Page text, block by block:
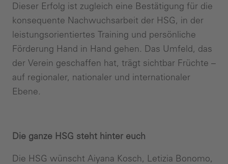
Dieser Erfolg ist zugleich eine Bestätigung für die
konsequente Nachwuchsarbeit der HSG, in der
leistungsorientiertes Training und persönliche
Förderung Hand in Hand gehen. Das Umfeld, das
der Verein geschaffen hat, trägt sichtbar Früchte –
auf regionaler, nationaler und internationaler
Ebene.
Die ganze HSG steht hinter euch
Die HSG wünscht Aiyana Kosch, Letizia Bonomo,